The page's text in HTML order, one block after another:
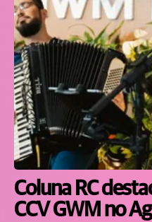
Coluna RC
CCV GWM no